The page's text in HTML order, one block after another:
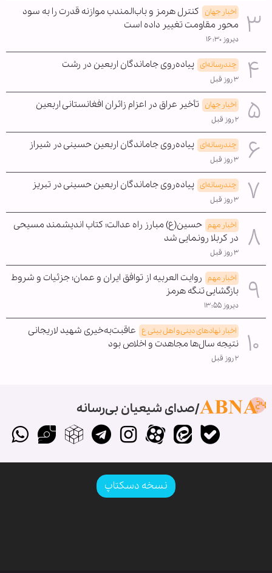
اخبار جهان کنترل هرمز و باب‌المندب موازنه قدرت را به سود
محور مقاومت تغییر داده است
دیروز ۱۶:۳۰
چندرسانه‌ای پیاده‌روی جاماندگان اربعین در رشت
۳ روز قبل
اخبار جهان تأخیر عراق در اعزام زائران افغانستانی اربعین
۲ روز قبل
چندرسانه‌ای پیاده‌روی جاماندگان اربعین حسینی در شیراز
۳ روز قبل
چندرسانه‌ای پیاده‌روی جاماندگان اربعین حسینی در تبریز
۳ روز قبل
اخبار مهم حسین(ع) مبارز راه عدالت؛ کتاب اندیشمند مسیحی
در کربلا رونمایی شد
۳ روز قبل
اخبار مهم روایت العربیه از توافق ایران و عمان؛ جزئیات و شروط
بازگشایی تنگه هرمز
دیروز ۱۳:۵۵
اخبار نهادهای دینی و اهل بیتی ع عاقبت‌به‌خیری شهید لاریجانی
نتیجه سال‌ها مجاهدت و اخلاص بود
۲ روز قبل
صدای شیعیان بی‌رسانه
نسخه دسکتاپ